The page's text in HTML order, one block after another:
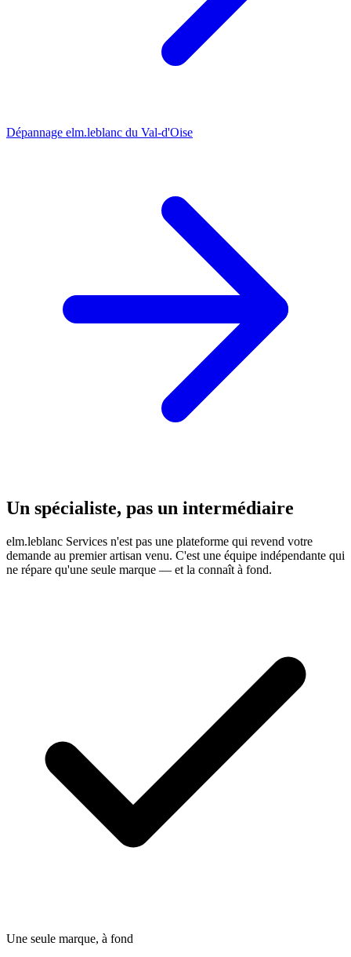
Dépannage elm.leblanc du Val-d'Oise
Un spécialiste, pas un intermédiaire
elm.leblanc Services n'est pas une plateforme qui revend votre
demande au premier artisan venu. C'est une équipe indépendante qui
ne répare qu'une seule marque — et la connaît à fond.
Une seule marque, à fond